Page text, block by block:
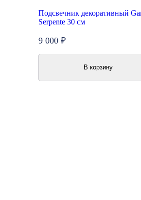
Подсвечник декоративный
Serpente 30 см
9 000 ₽
В корзину